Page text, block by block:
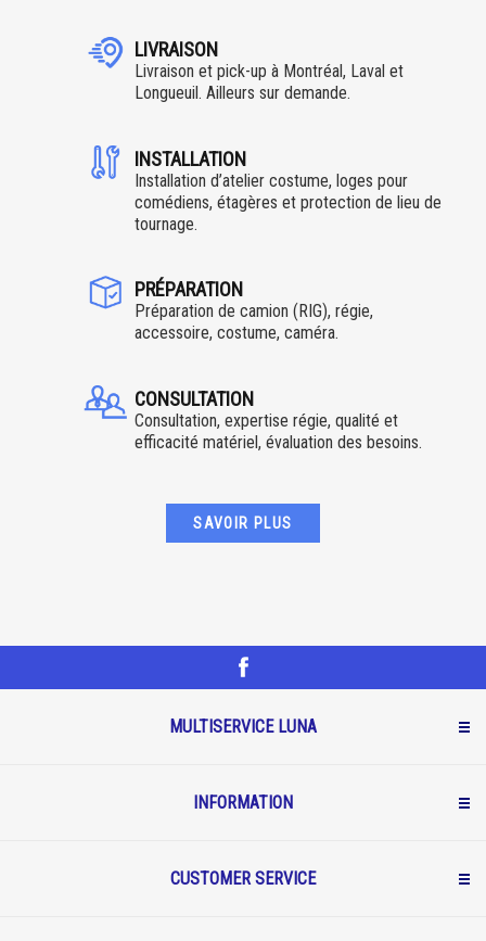
LIVRAISON
Livraison et pick-up à Montréal, Laval et
Longueuil. Ailleurs sur demande.
INSTALLATION
Installation d’atelier costume, loges pour
comédiens, étagères et protection de lieu de
tournage.
PRÉPARATION
Préparation de camion (RIG), régie,
accessoire, costume, caméra.
CONSULTATION
Consultation, expertise régie, qualité et
efficacité matériel, évaluation des besoins.
SAVOIR PLUS
MULTISERVICE LUNA
INFORMATION
CUSTOMER SERVICE